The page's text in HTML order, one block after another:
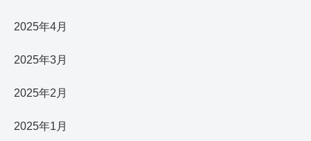
2025年4月
2025年3月
2025年2月
2025年1月